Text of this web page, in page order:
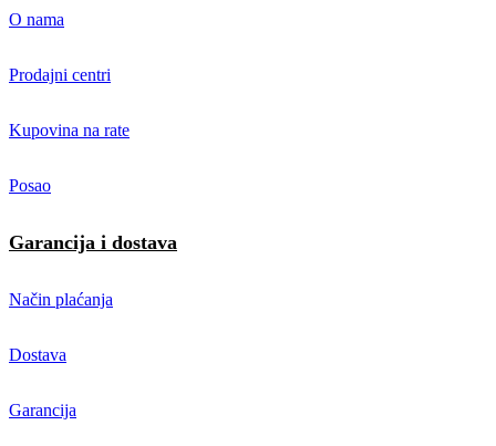
O nama
Prodajni centri
Kupovina na rate
Posao
Garancija i dostava
Način plaćanja
Dostava
Garancija